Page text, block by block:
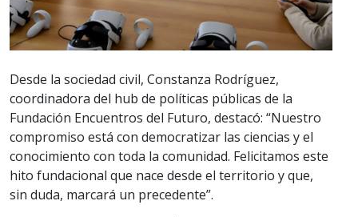
Desde la sociedad civil, Constanza Rodríguez,
coordinadora del hub de políticas públicas de la
Fundación Encuentros del Futuro, destacó: “Nuestro
compromiso está con democratizar las ciencias y el
conocimiento con toda la comunidad. Felicitamos este
hito fundacional que nace desde el territorio y que,
sin duda, marcará un precedente”.